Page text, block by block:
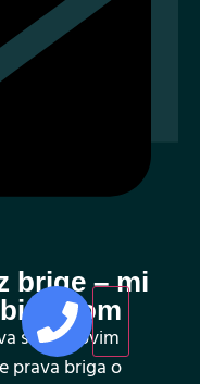
brige – mi
se njegovim
prava briga o